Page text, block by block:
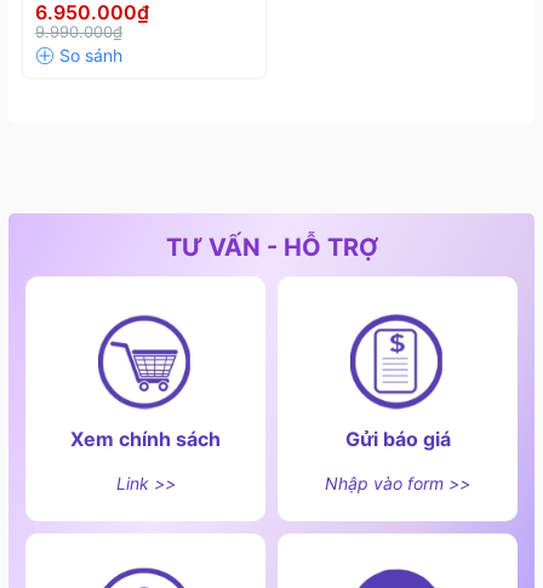
Chức năng an toàn của bếp từ đôi Chef's EH–DIH321
3. Chế độ bảo hành và vận chuyển
- Chế độ bảo hành chính hãng 36 tháng.
- Hỗ trợ vận chuyển nhanh chóng và lắp đặt tận nơi
trong phạm vi bán kính <=50km.
6.950.000₫
9.990.000₫
TƯ VẤN - HỖ TRỢ
Xem chính sách
Link >>
Gửi báo giá
Nhập vào form >>